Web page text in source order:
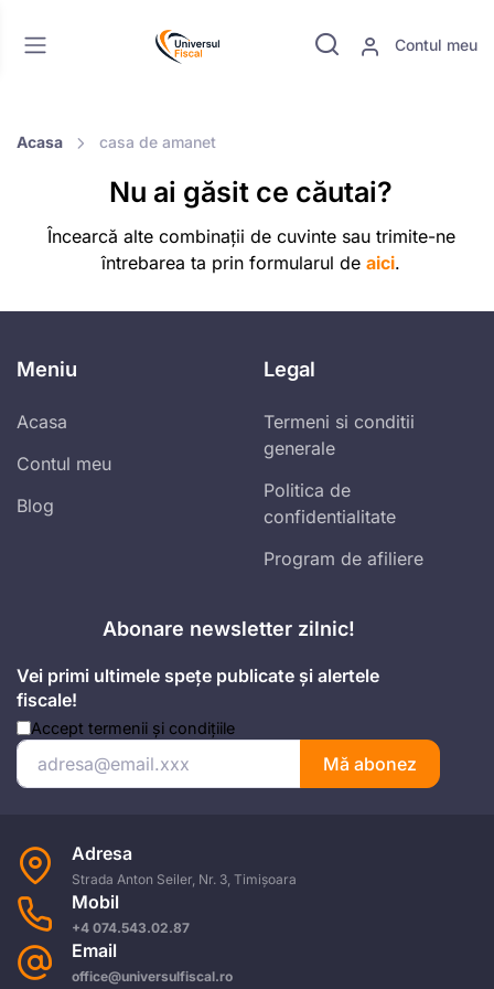
Contul meu
Acasa casa de amanet
Nu ai găsit ce căutai?
Încearcă alte combinații de cuvinte sau trimite-ne
întrebarea ta prin formularul de aici.
Meniu
Acasa
Contul meu
Blog
Legal
Termeni si conditii
generale
Politica de
confidentialitate
Program de afiliere
Abonare newsletter zilnic!
Vei primi ultimele spețe publicate și alertele
fiscale!
Accept termenii și condițiile
Mă abonez
Adresa
Strada Anton Seiler, Nr. 3, Timișoara
Mobil
+4 074.543.02.87
Email
office@universulfiscal.ro